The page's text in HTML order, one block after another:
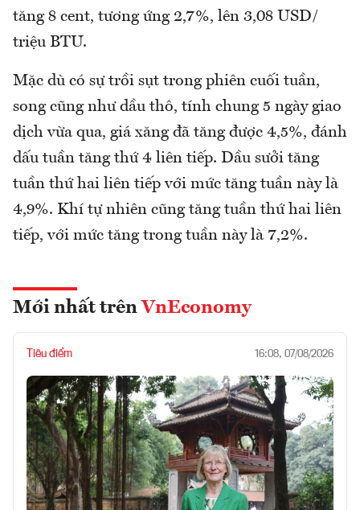
tăng 8 cent, tương ứng 2,7%, lên 3,08 USD/
triệu BTU.
Mặc dù có sự trồi sụt trong phiên cuối tuần,
song cũng như dầu thô, tính chung 5 ngày giao
dịch vừa qua, giá xăng đã tăng được 4,5%, đánh
dấu tuần tăng thứ 4 liên tiếp. Dầu sưởi tăng
tuần thứ hai liên tiếp với mức tăng tuần này là
4,9%. Khí tự nhiên cũng tăng tuần thứ hai liên
tiếp, với mức tăng trong tuần này là 7,2%.
Mới nhất trên VnEconomy
Tiêu điểm 16:08, 07/08/2026